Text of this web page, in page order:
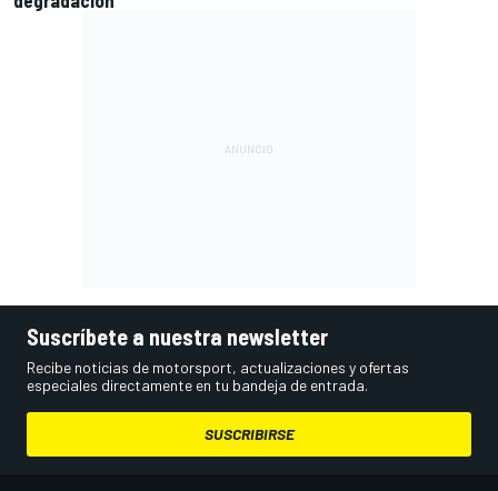
Suscríbete a nuestra newsletter
Recibe noticias de motorsport, actualizaciones y ofertas
especiales directamente en tu bandeja de entrada.
SUSCRIBIRSE